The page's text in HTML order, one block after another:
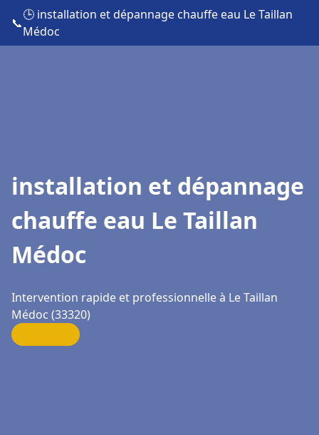
📞
🕒 installation et dépannage chauffe eau Le Taillan
Médoc
installation et dépannage
chauffe eau Le Taillan
Médoc
Intervention rapide et professionnelle à Le Taillan
Médoc (33320)